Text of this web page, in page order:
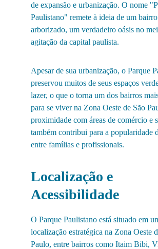
de expansão e urbanização. O nome
Paulistano" remete à ideia de um
arborizado, um verdadeiro oásis no
agitação da capital paulista.
Apesar de sua urbanização, o Parque
preservou muitos de seus espaços
lazer, o que o torna um dos bairros
para se viver na Zona Oeste de São
proximidade com áreas de comércio e
também contribui para a popularidade
entre famílias e profissionais.
Localização e
Acessibilidade
O Parque Paulistano está situado em
localização estratégica na Zona Oeste
Paulo, entre bairros como Itaim Bibi,